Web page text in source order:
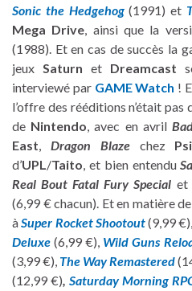
Sonic the Hedgehog(1991) et
Mega Drive, ainsi que la
(1988). Et en cas de succès la
jeux Saturn et Dreamcast
interviewé par GAME Watch !
l’offre des rééditions n’était pas
de Nintendo, avec en avril
East, Dragon Blaze chez
d’UPL/Taito, et bien entendu
Real Bout Fatal Fury Special et
(6,99 € chacun). Et en matière de
àSuper Rocket Shootout(9,99 €),
Deluxe (6,99 €), Wild Guns
(3,99 €), The Way Remastered
(12,99 €),Saturday Morning